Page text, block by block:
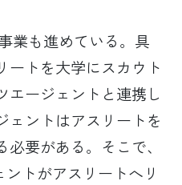
業も進めている。具
ートを大学にスカウト
エージェントと連携し
ェントはアスリートを
要がある。そこで、
ントがアスリートへリ